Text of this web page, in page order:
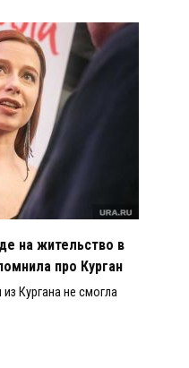
на жительство в
про Курган
Кургана не смогла